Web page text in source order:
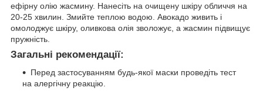
ефірну олію жасмину. Нанесіть на очищену шкіру обличчя на
20-25 хвилин. Змийте теплою водою. Авокадо живить і
омолоджує шкіру, оливкова олія зволожує, а жасмин підвищує
пружність.
Загальні рекомендації:
Перед застосуванням будь-якої маски проведіть тест
на алергічну реакцію.